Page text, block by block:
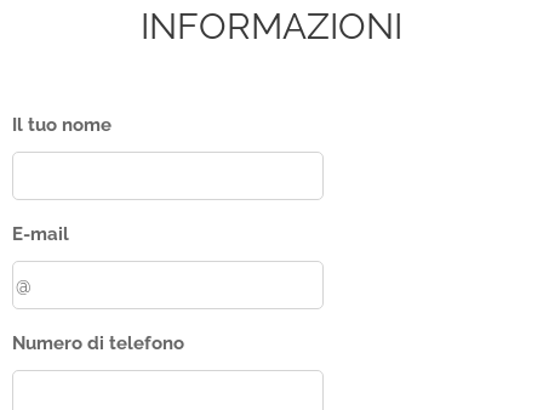
INFORMAZIONI
Il tuo nome
E-mail
Numero di telefono